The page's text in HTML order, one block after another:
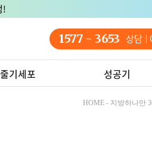
!
1577 - 3653 상담
기세포 성공기
HOME - 지방하나만